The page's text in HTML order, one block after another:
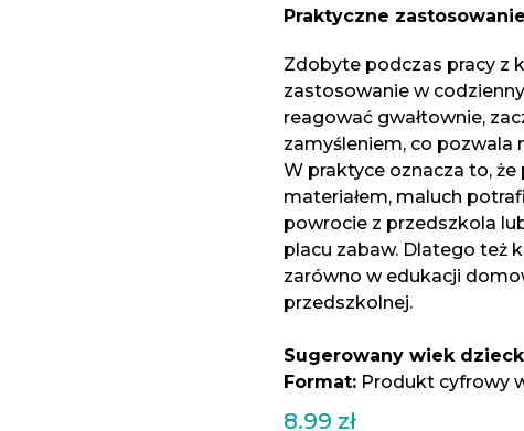
Praktyczne
Zdobyte podczas pracy z
zastosowanie w
reagować gwałtownie,
zamyśleniem, co pozwala
W praktyce oznacza to,
materiałem, maluch
powrocie z przedszkola
placu zabaw. Dlatego też
zarówno w edukacji
przedszkolnej.
Sugerowany wiek
Format:Produkt cyfrowy
8.99 zł